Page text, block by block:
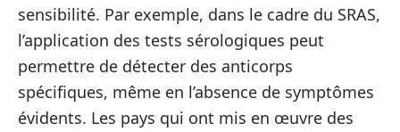
sensibilité. Par exemple, dans le cadre du SRAS,
l’application des tests sérologiques peut
permettre de détecter des anticorps
spécifiques, même en l’absence de symptômes
évidents. Les pays qui ont mis en œuvre des